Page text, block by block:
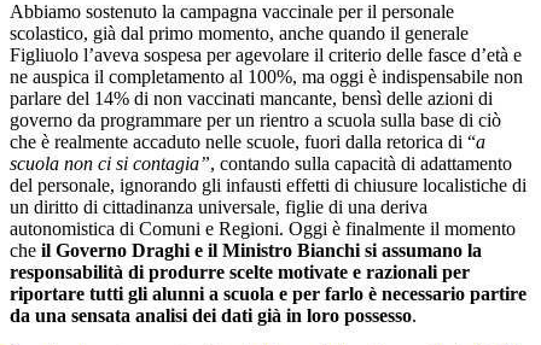
Abbiamo sostenuto la campagna vaccinale per il personale
scolastico, già dal primo momento, anche quando il generale
Figliuolo l’aveva sospesa per agevolare il criterio delle fasce d’età e
ne auspica il completamento al 100%, ma oggi è indispensabile non
parlare del 14% di non vaccinati mancante, bensì delle azioni di
governo da programmare per un rientro a scuola sulla base di ciò
che è realmente accaduto nelle scuole, fuori dalla retorica di “a
scuola non ci si contagia”, contando sulla capacità di adattamento
del personale, ignorando gli infausti effetti di chiusure localistiche di
un diritto di cittadinanza universale, figlie di una deriva
autonomistica di Comuni e Regioni. Oggi è finalmente il momento
che il Governo Draghi e il Ministro Bianchi si assumano la
responsabilità di produrre scelte motivate e razionali per
riportare tutti gli alunni a scuola e per farlo è necessario partire
da una sensata analisi dei dati già in loro possesso.